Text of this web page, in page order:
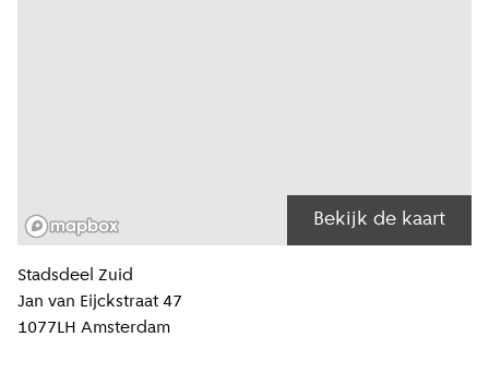
Bekijk de kaart
Locatiegegevens
Stadsdeel Zuid
Jan van Eijckstraat 47
1077LH Amsterdam